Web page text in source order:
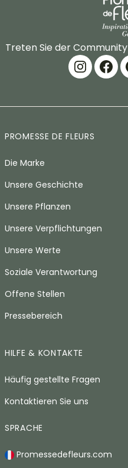
Treten Sie der
PROMESSE DE FLEURS
Die Marke
Unsere Geschichte
Unsere Pflanzen
Unsere Verpflichtungen
Unsere Werte
Soziale Verantwortung
Offene Stellen
Pressebereich
HILFE & KONTAKTE
Häufig gestellte Fragen
Kontaktieren Sie uns
SPRACHE
Promessedefleurs.com